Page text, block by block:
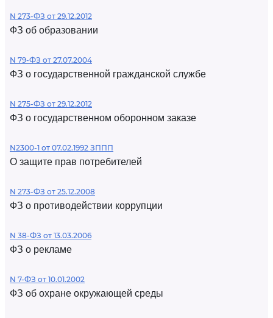
N 273-ФЗ от 29.12.2012
ФЗ об образовании
N 79-ФЗ от 27.07.2004
ФЗ о государственной гражданской службе
N 275-ФЗ от 29.12.2012
ФЗ о государственном оборонном заказе
N2300-1 от 07.02.1992 ЗППП
О защите прав потребителей
N 273-ФЗ от 25.12.2008
ФЗ о противодействии коррупции
N 38-ФЗ от 13.03.2006
ФЗ о рекламе
N 7-ФЗ от 10.01.2002
ФЗ об охране окружающей среды